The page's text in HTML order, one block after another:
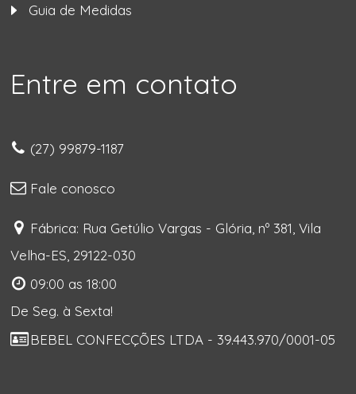
Guia de Medidas
Entre em contato
(27) 99879-1187
Fale conosco
Fábrica: Rua Getúlio Vargas - Glória, nº 381, Vila
Velha-ES, 29122-030
09:00 as 18:00
De Seg. à Sexta!
BEBEL CONFECÇÕES LTDA - 39.443.970/0001-05